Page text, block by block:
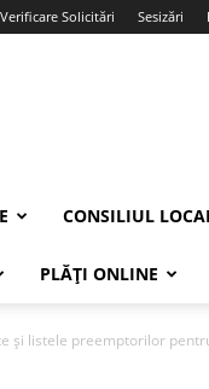
Verificare Solicitări Sesizări
CONSILIUL
PLĂȚI ONLINE
și listele preemptorilor